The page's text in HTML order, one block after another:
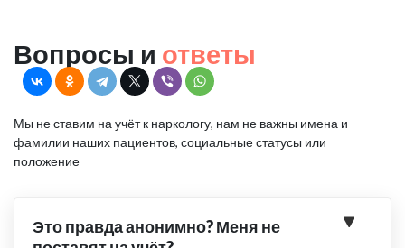
Вопросы и ответы
Мы не ставим на учёт к наркологу, нам не важны имена и
фамилии наших пациентов, социальные статусы или
положение
Это правда анонимно? Меня не